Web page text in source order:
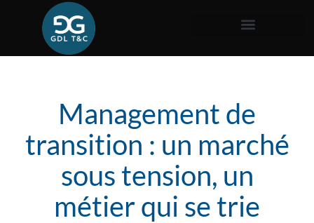
Management de
transition : un marché
sous tension, un
métier qui se trie